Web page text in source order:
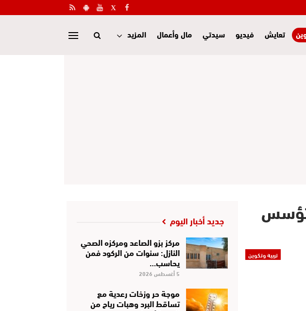
تعايش فيديو سيدتي مال وأعمال المزيد
تؤسس
تربية وتكوين
جديد أخبار اليوم
مركز بزو الصاعد ومركزه الصحي
النازل: سنوات من الركود فمن
يحاسب…
5 أغسطس 2026
موجة حر وزخات رعدية مع
تساقط البرد وهبات رياح من